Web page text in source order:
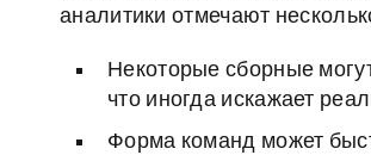
аналитики отмечают
Некоторые сборные
что иногда искажает
Форма команд может